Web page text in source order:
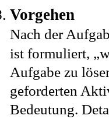
Vorgehen
Nach der
ist formuliert,
Aufgabe zu
geforderten
Bedeutung.